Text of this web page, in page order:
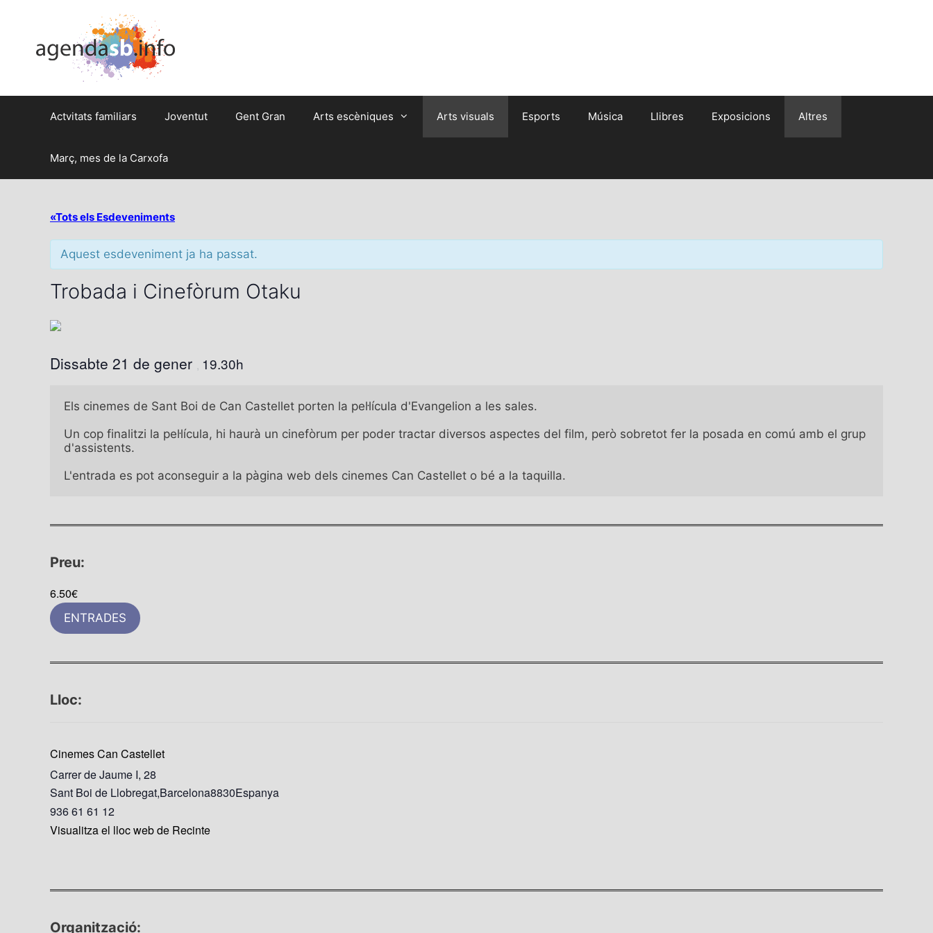
Actvitats familiars Joventut Gent Gran Arts escèniques Arts visuals Esports Música Llibres Exposicions Altres
Març, mes de la Carxofa
«Tots els Esdeveniments
Aquest esdeveniment ja ha passat.
Trobada i Cinefòrum Otaku
Dissabte 21 de gener 19.30h
Els cinemes de Sant Boi de Can Castellet porten la pel·lícula d'Evangelion a les sales.
Un cop finalitzi la pel·lícula, hi haurà un cinefòrum per poder tractar diversos aspectes del film, però sobretot fer la posada en comú amb el grup
d'assistents.
L'entrada es pot aconseguir a la pàgina web dels cinemes Can Castellet o bé a la taquilla.
Preu:
6.50€
ENTRADES
Lloc:
Cinemes Can Castellet
Carrer de Jaume I, 28
Sant Boi de Llobregat,Barcelona8830Espanya
936 61 61 12
Visualitza el lloc web de Recinte
Organització: